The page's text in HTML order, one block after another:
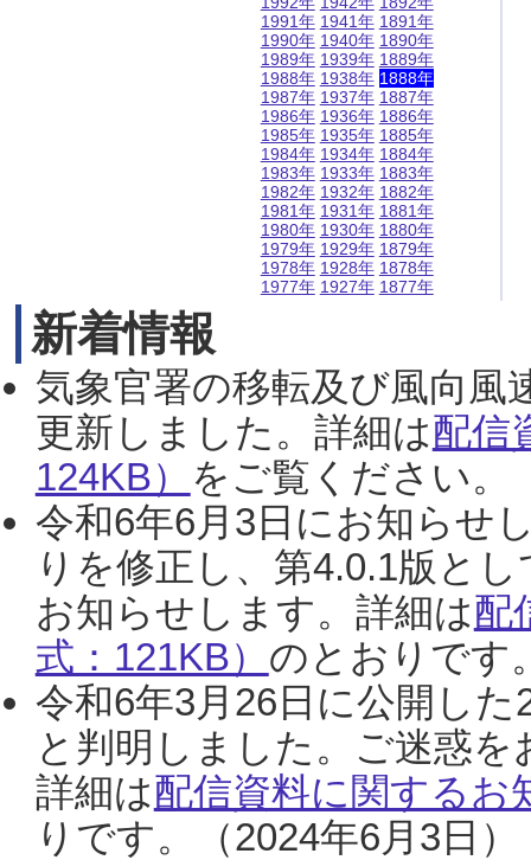
1991年
1990年
1989年
1988年
1987年
1986年
1985年
1984年
1983年
1982年
1981年
1980年
1979年
1978年
1977年
1941年
1940年
1939年
1938年
1937年
1936年
1935年
1934年
1933年
1932年
1931年
1930年
1929年
1928年
1927年
1891年
1890年
1889年
1888年
1887年
1886年
1885年
1884年
1883年
1882年
1881年
1880年
1879年
1878年
1877年
新着情報
気象官署の移転及び風向風
更新しました。詳細は配信
124KB） をご覧ください。
令和6年6月3日にお知らせ
りを修正し、第4.0.1版と
お知らせします。詳細は配
式：121KB） のとおりです
令和6年3月26日に公開し
と判明しました。ご迷惑
詳細は配信資料に関するお
りです。（2024年6月3日）